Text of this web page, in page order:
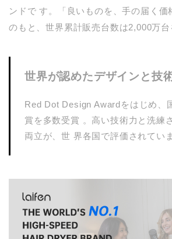
ンドで す。「良いものを、手の届く価
のもと、世界累計販売台数は2,000万台
世界が認めたデザインと技
Red Dot Design Awardをはじめ、
賞を多数受賞 。高い技術力と洗練
両立が、世 界各国で評価されてい